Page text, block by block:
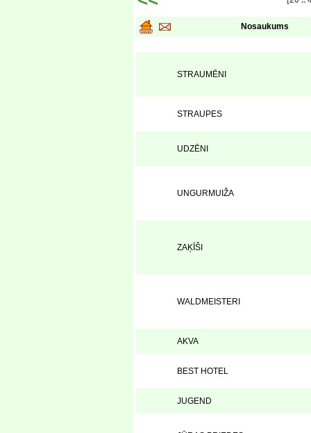
Nosaukums
STRAUMĒNI
STRAUPES
UDZĒNI
UNGURMUIŽA
ZAĶĪŠI
WALDMEISTERI
AKVA
BEST HOTEL
JUGEND